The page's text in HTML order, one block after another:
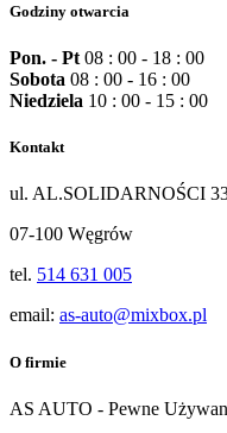
Godziny otwarcia
Pon. - Pt 08 : 00 - 18 : 00
Sobota 08 : 00 - 16 : 00
Niedziela 10 : 00 - 15 : 00
Kontakt
ul. AL.SOLIDARNOŚCI
07-100 Węgrów
tel. 514 631 005
email: as-auto@mixbox.pl
O firmie
AS AUTO - Pewne